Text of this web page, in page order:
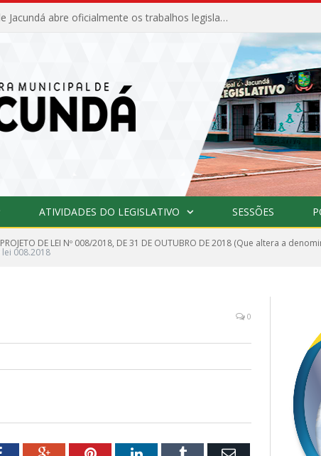
Câmara Municipal de Jacundá abre oficialmente os trabalhos legislativos de 2026
ATIVIDADES DO LEGISLATIVO SESSÕES
PROJETO DE LEI Nº 008/2018, DE 31 DE OUTUBRO DE 2018 (Que altera a
008.2018
0
FacebookGoogle+PinterestLinkedInTumblr Email